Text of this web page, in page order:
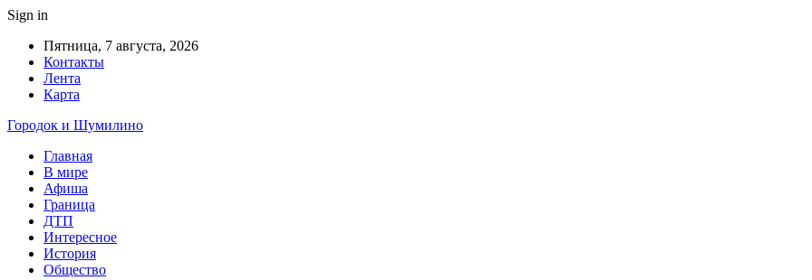
Sign in
Пятница, 7 августа, 2026
Контакты
Лента
Карта
Городок и Шумилино
Главная
В мире
Афиша
Граница
ДТП
Интересное
История
Общество